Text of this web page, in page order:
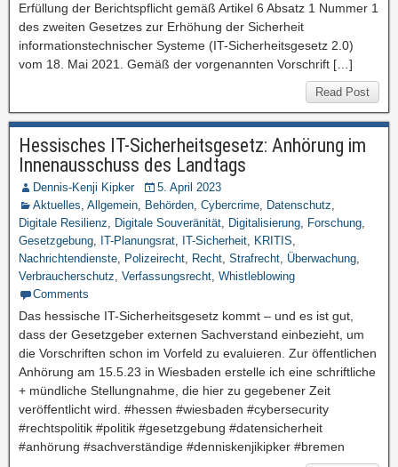
Erfüllung der Berichtspflicht gemäß Artikel 6 Absatz 1 Nummer 1
des zweiten Gesetzes zur Erhöhung der Sicherheit
informationstechnischer Systeme (IT-Sicherheitsgesetz 2.0)
vom 18. Mai 2021. Gemäß der vorgenannten Vorschrift […]
Read Post
Hessisches IT-Sicherheitsgesetz: Anhörung im
Innenausschuss des Landtags
Dennis-Kenji Kipker
5. April 2023
Aktuelles, Allgemein, Behörden, Cybercrime, Datenschutz,
Digitale Resilienz, Digitale Souveränität, Digitalisierung, Forschung,
Gesetzgebung, IT-Planungsrat, IT-Sicherheit, KRITIS,
Nachrichtendienste, Polizeirecht, Recht, Strafrecht, Überwachung,
Verbraucherschutz, Verfassungsrecht, Whistleblowing
Comments
Das hessische IT-Sicherheitsgesetz kommt – und es ist gut,
dass der Gesetzgeber externen Sachverstand einbezieht, um
die Vorschriften schon im Vorfeld zu evaluieren. Zur öffentlichen
Anhörung am 15.5.23 in Wiesbaden erstelle ich eine schriftliche
+ mündliche Stellungnahme, die hier zu gegebener Zeit
veröffentlicht wird. #hessen #wiesbaden #cybersecurity
#rechtspolitik #politik #gesetzgebung #datensicherheit
#anhörung #sachverständige #denniskenjikipker #bremen